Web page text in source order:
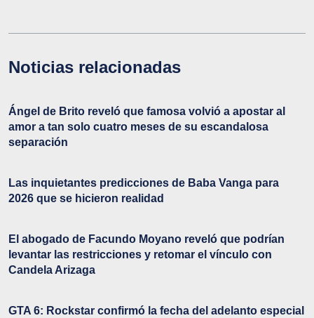
Noticias relacionadas
Ángel de Brito reveló que famosa volvió a apostar al
amor a tan solo cuatro meses de su escandalosa
separación
Las inquietantes predicciones de Baba Vanga para
2026 que se hicieron realidad
El abogado de Facundo Moyano reveló que podrían
levantar las restricciones y retomar el vínculo con
Candela Arizaga
GTA 6: Rockstar confirmó la fecha del adelanto especial